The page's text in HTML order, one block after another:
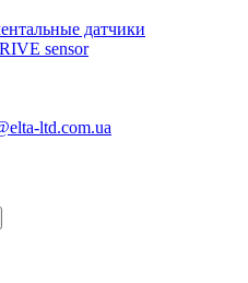
датчики
sensor
ltd.com.ua